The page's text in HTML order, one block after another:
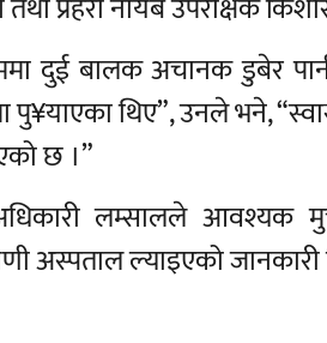
प्रहरी नायब उपरीक्षक
दुई बालक अचानक डुबेर
पु¥याएका थिए”, उनले भने,
छ ।”
अधिकारी लम्सालले
अस्पताल ल्याइएको जानकारी